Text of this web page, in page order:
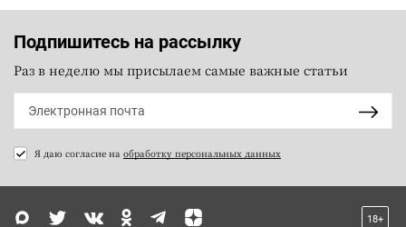
Подпишитесь на рассылку
Раз в неделю мы присылаем самые важные статьи
Я даю согласие на обработку персональных данных
18+